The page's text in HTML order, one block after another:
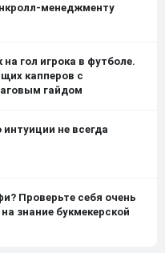
менеджменту
на гол игрока в футболе.
капперов с
гайдом
не всегда
Проверьте себя очень
знание букмекерской